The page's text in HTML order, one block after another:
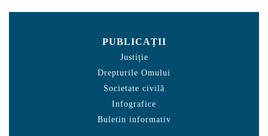
PUBLICAȚII
Justiție
Drepturile Omului
Societate civilă
Infografice
Buletin informativ